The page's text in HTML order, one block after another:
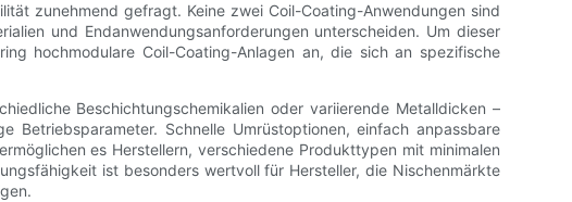
zunehmend gefragt. Keine zwei Coil-Coating-Anwendungen sind
und Endanwendungsanforderungen unterscheiden. Um dieser
hochmodulare Coil-Coating-Anlagen an, die sich an spezifische
Beschichtungschemikalien oder variierende Metalldicken –
Betriebsparameter. Schnelle Umrüstoptionen, einfach anpassbare
es Herstellern, verschiedene Produkttypen mit minimalen
ist besonders wertvoll für Hersteller, die Nischenmärkte